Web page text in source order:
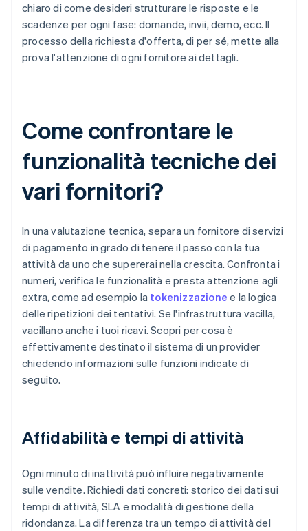
chiaro di come desideri strutturare le risposte e le
scadenze per ogni fase: domande, invii, demo, ecc. Il
processo della richiesta d'offerta, di per sé, mette alla
prova l'attenzione di ogni fornitore ai dettagli.
Come confrontare le
funzionalità tecniche dei
vari fornitori?
In una valutazione tecnica, separa un fornitore di servizi
di pagamento in grado di tenere il passo con la tua
attività da uno che supererai nella crescita. Confronta i
numeri, verifica le funzionalità e presta attenzione agli
extra, come ad esempio la tokenizzazione e la logica
delle ripetizioni dei tentativi. Se l'infrastruttura vacilla,
vacillano anche i tuoi ricavi. Scopri per cosa è
effettivamente destinato il sistema di un provider
chiedendo informazioni sulle funzioni indicate di
seguito.
Affidabilità e tempi di attività
Ogni minuto di inattività può influire negativamente
sulle vendite. Richiedi dati concreti: storico dei dati sui
tempi di attività, SLA e modalità di gestione della
ridondanza. La differenza tra un tempo di attività del